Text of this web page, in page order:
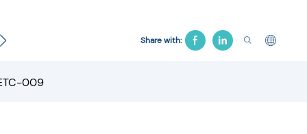
Cama Ginecológica Cadeira Hospitalar Cama de
Share with:
009